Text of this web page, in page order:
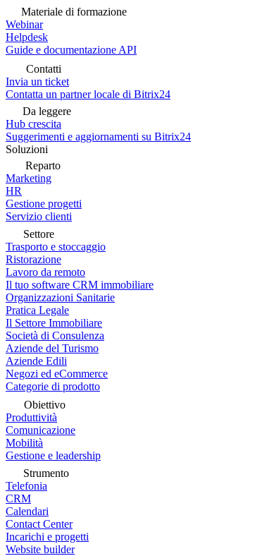
Materiale di formazione
Webinar
Helpdesk
Guide e documentazione API
Contatti
Invia un ticket
Contatta un partner locale di Bitrix24
Da leggere
Hub crescita
Suggerimenti e aggiornamenti su Bitrix24
Soluzioni
Reparto
Marketing
HR
Gestione progetti
Servizio clienti
Settore
Trasporto e stoccaggio
Ristorazione
Lavoro da remoto
Il tuo software CRM immobiliare
Organizzazioni Sanitarie
Pratica Legale
Il Settore Immobiliare
Società di Consulenza
Aziende del Turismo
Aziende Edili
Negozi ed eCommerce
Categorie di prodotto
Obiettivo
Produttività
Comunicazione
Mobilità
Gestione e leadership
Strumento
Telefonia
CRM
Calendari
Contact Center
Incarichi e progetti
Website builder